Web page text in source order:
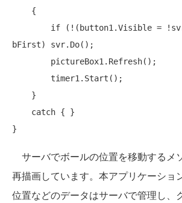
if (!(button1.Visible =
bFirst) svr.Do();
catch { }
サーバでボールの位置を移動するメ
再描画しています。本アプリケーショ
位置などのデータはサーバで管理し、